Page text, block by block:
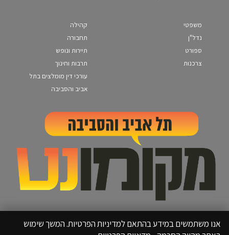
משפטי
נדל"ן
ספורט
צרכנות
קהילה
תחבורה
תיירות ונופש
תרבות וחינוך
עורכי דין מומלצים בתל
אביב והסביבה
אנו משתמשים במידע בהתאם למדיניות הפרטיות. המשך שימוש